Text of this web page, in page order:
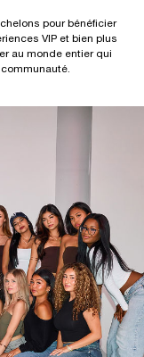
pour bénéficier
VIP et bien plus
au monde entier qui